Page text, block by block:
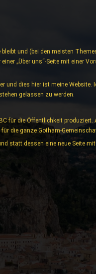
und (bei den meisten
„Über uns“-Seite mit einer
und dies hier ist meine Website.
gelassen zu werden.
für die Öffentlichkeit
die ganze Gotham-
statt dessen eine neue Seite